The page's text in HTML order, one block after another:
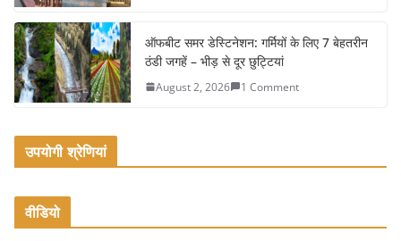
ऑफबीट समर डेस्टिनेशन: गर्मियों के लिए 7 बेहतरीन
ठंडी जगहें – भीड़ से दूर छुट्टियां
August 2, 2026 1 Comment
उपयोगी श्रेणियां
वीडियो